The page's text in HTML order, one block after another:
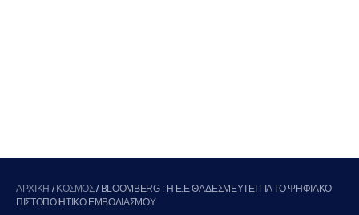
ΑΡΧΙΚΗ / ΚΟΣΜΟΣ/ BLOOMBERG : Η Ε.Ε ΘΑ ΔΕΣΜΕΥΤΕΙ ΓΙΑ ΤΟ ΨΗΦΙΑΚΟ
ΠΙΣΤΟΠΟΙΗΤΙΚΟ ΕΜΒΟΛΙΑΣΜΟΥ